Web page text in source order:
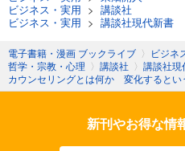
ビジネス・実用 > 講談社
ビジネス・実用 > 講談社現代新書
電子書籍・漫画 ブックライブ 〉 ビジネ
哲学・宗教・心理 〉 講談社 〉 講談社現
カウンセリングとは何か 変化するとい
新刊やお得な情